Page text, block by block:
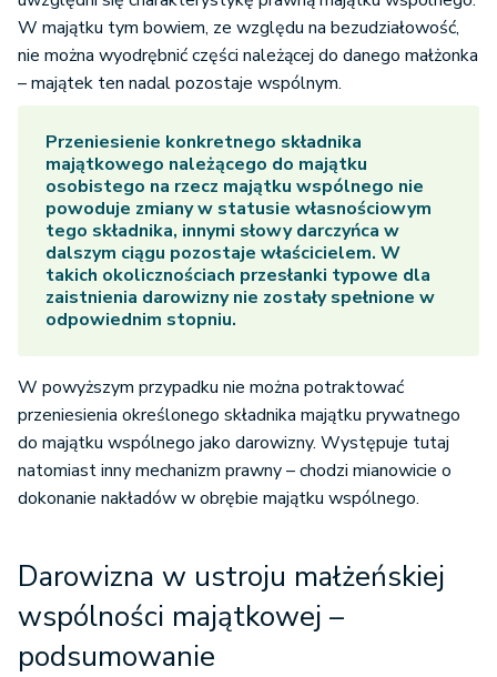
W majątku tym bowiem, ze względu na bezudziałowość,
nie można wyodrębnić części należącej do danego małżonka
– majątek ten nadal pozostaje wspólnym.
Przeniesienie konkretnego składnika
majątkowego należącego do majątku
osobistego na rzecz majątku wspólnego nie
powoduje zmiany w statusie własnościowym
tego składnika, innymi słowy darczyńca w
dalszym ciągu pozostaje właścicielem. W
takich okolicznościach przesłanki typowe dla
zaistnienia darowizny nie zostały spełnione w
odpowiednim stopniu.
W powyższym przypadku nie można potraktować
przeniesienia określonego składnika majątku prywatnego
do majątku wspólnego jako darowizny. Występuje tutaj
natomiast inny mechanizm prawny – chodzi mianowicie o
dokonanie nakładów w obrębie majątku wspólnego.
Darowizna w ustroju małżeńskiej
wspólności majątkowej –
podsumowanie